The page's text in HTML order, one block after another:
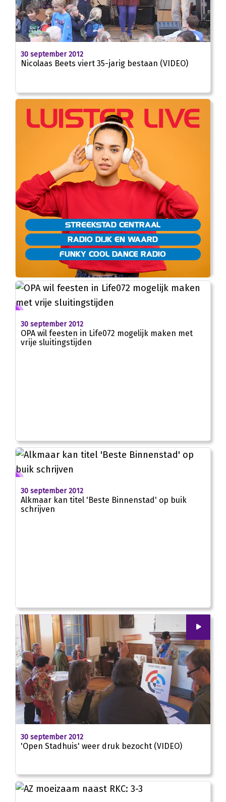
30 september 2012
Nicolaas Beets viert 35-jarig bestaan (VIDEO)
STREEKSTAD CENTRAAL
RADIO DIJK EN WAARD
FUNKY COOL DANCE RADIO
30 september 2012
OPA wil feesten in Life072 mogelijk maken met
vrije sluitingstijden
30 september 2012
Alkmaar kan titel 'Beste Binnenstad' op buik
schrijven
00:00
30 september 2012
'Open Stadhuis' weer druk bezocht (VIDEO)